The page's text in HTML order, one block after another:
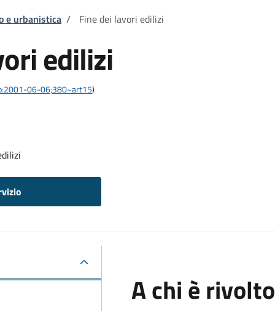
e urbanistica / Fine dei lavori edilizi
edilizi
06-06;380~art15)
A chi è rivolto